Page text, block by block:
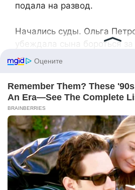
подала на развод.
Начались суды. Ольга
убеждала сына бороться за
Пытался поговорить с
Но та была непреклонна:
— Прости. Больше не могу
Ольга Петровна бесилась.
настроить внучку против
хоть и скучала по отцу,